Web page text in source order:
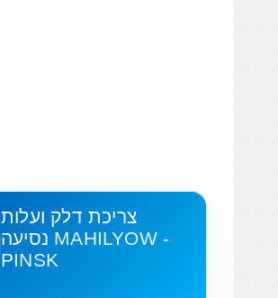
צריכת דלק ועלות
MAHILYOW -
PINSK